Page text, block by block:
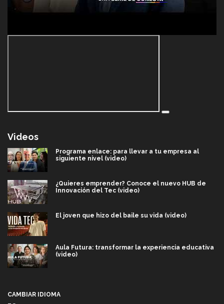
Videos
Programa enlace: para llevar a tu empresa al
siguiente nivel (video)
¿Quieres emprender? Conoce el nuevo HUB de
Innovación del Tec (video)
El joven que hizo del baile su vida (video)
Aula Futura: transformar la experiencia educativa
(video)
CAMBIAR IDIOMA